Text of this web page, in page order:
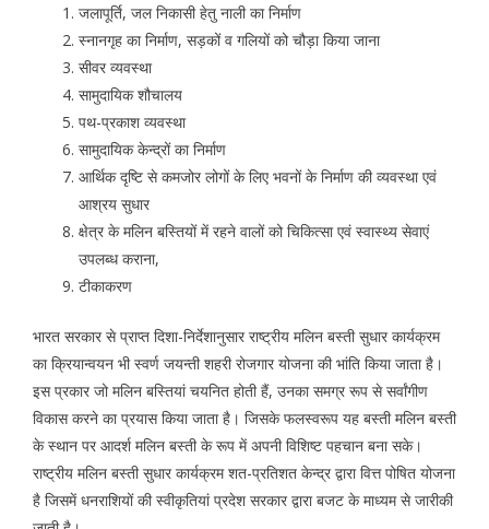
जलापूर्ति, जल निकासी हेतु नाली का निर्माण
स्नानगृह का निर्माण, सड़कों व गलियों को चौड़ा किया जाना
सीवर व्यवस्था
सामुदायिक शौचालय
पथ-प्रकाश व्यवस्था
सामुदायिक केन्द्रों का निर्माण
आर्थिक दृष्टि से कमजोर लोगों के लिए भवनों के निर्माण की व्यवस्था एवं
आश्रय सुधार
क्षेत्र के मलिन बस्तियों में रहने वालों को चिकित्सा एवं स्वास्थ्य सेवाएं
उपलब्ध कराना,
टीकाकरण
भारत सरकार से प्राप्त दिशा-निर्देशानुसार राष्ट्रीय मलिन बस्ती सुधार कार्यक्रम
का क्रियान्वयन भी स्वर्ण जयन्ती शहरी रोजगार योजना की भांति किया जाता है।
इस प्रकार जो मलिन बस्तियां चयनित होती हैं, उनका समग्र रूप से सर्वांगीण
विकास करने का प्रयास किया जाता है। जिसके फलस्वरूप यह बस्ती मलिन बस्ती
के स्थान पर आदर्श मलिन बस्ती के रूप में अपनी विशिष्ट पहचान बना सके।
राष्ट्रीय मलिन बस्ती सुधार कार्यक्रम शत-प्रतिशत केन्द्र द्वारा वित्त पोषित योजना
है जिसमें धनराशियों की स्वीकृतियां प्रदेश सरकार द्वारा बजट के माध्यम से जारीकी